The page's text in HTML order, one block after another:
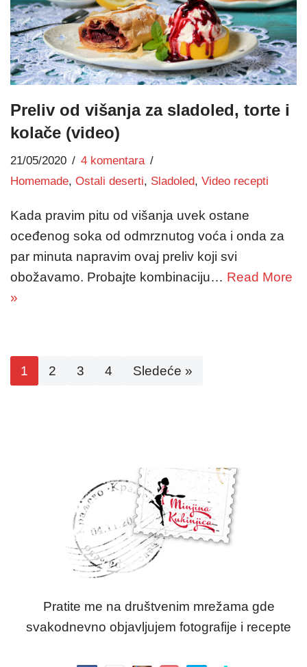
Preliv od višanja za sladoled, torte i
kolače (video)
21/05/2020
4 komentara
Homemade, Ostali deserti, Sladoled, Video recepti
Kada pravim pitu od višanja uvek ostane
oceđenog soka od odmrznutog voća i onda za
par minuta napravim ovaj preliv koji svi
obožavamo. Probajte kombinaciju… Read More
»
1 2 3 4 Sledeće »
Pratite me na društvenim mrežama gde
svakodnevno objavljujem fotografije i recepte